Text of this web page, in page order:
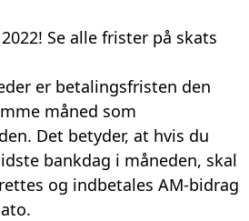
Se alle frister på skats
er betalingsfristen den
måned som
Det betyder, at hvis du
bankdag i måneden, skal
og indbetales AM-bidrag